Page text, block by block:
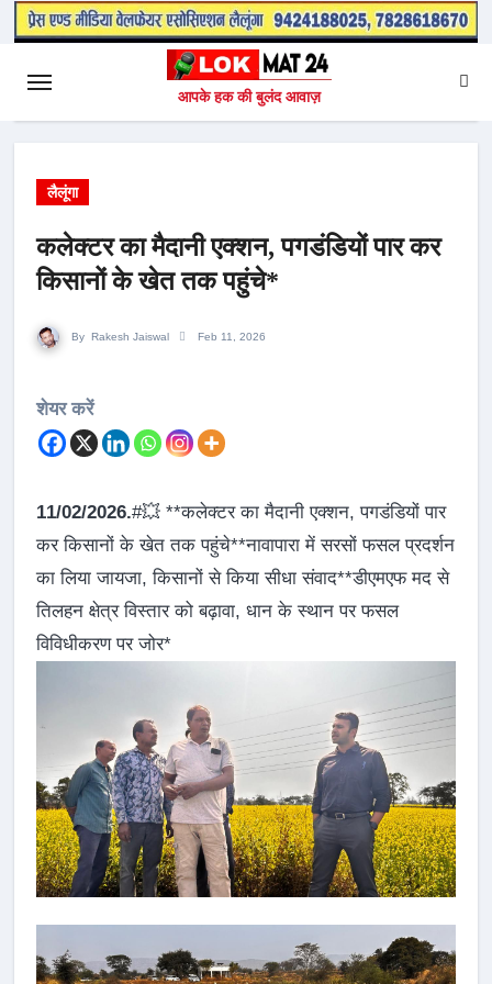
आपके हक की बुलंद आवाज़
लैलूंगा
कलेक्टर का मैदानी एक्शन, पगडंडियों पार कर
किसानों के खेत तक पहुंचे*
By Rakesh Jaiswal Feb 11, 2026
शेयर करें
11/02/2026.#💥 **कलेक्टर का मैदानी एक्शन, पगडंडियों पार
कर किसानों के खेत तक पहुंचे**नावापारा में सरसों फसल प्रदर्शन
का लिया जायजा, किसानों से किया सीधा संवाद**डीएमएफ मद से
तिलहन क्षेत्र विस्तार को बढ़ावा, धान के स्थान पर फसल
विविधीकरण पर जोर*